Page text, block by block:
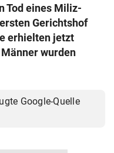
Tod eines Miliz-
Gerichtshof
erhielten jetzt
wurden
Google-Quelle